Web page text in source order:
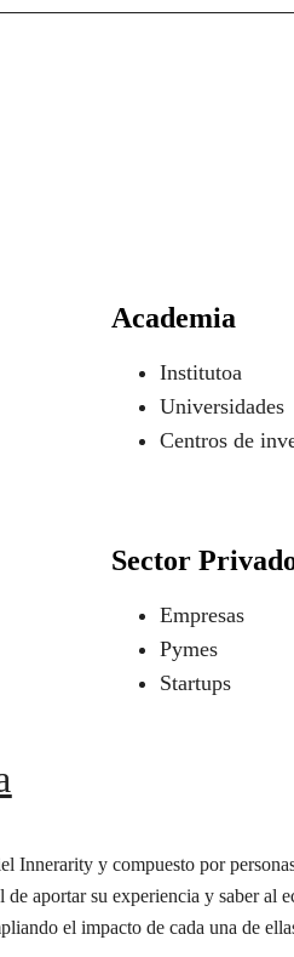
Academia
Institutoa
Universidades
Centros de
Sector
Empresas
Pymes
Startups
Innerarity y compuesto por
de aportar su experiencia y saber al
el impacto de cada una de